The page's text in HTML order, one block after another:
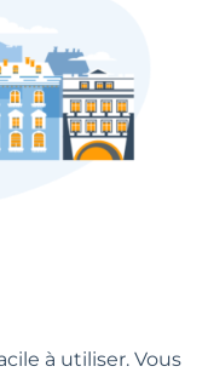
à utiliser. Vous